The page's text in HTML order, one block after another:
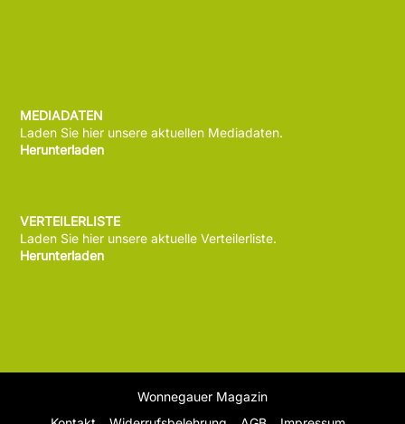
MEDIADATEN
Laden Sie hier unsere aktuellen Mediadaten.
Herunterladen
VERTEILERLISTE
Laden Sie hier unsere aktuelle Verteilerliste.
Herunterladen
Wonnegauer Magazin